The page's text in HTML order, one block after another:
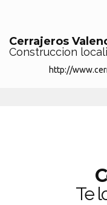
Cerrajeros
Construccion
http://
Te